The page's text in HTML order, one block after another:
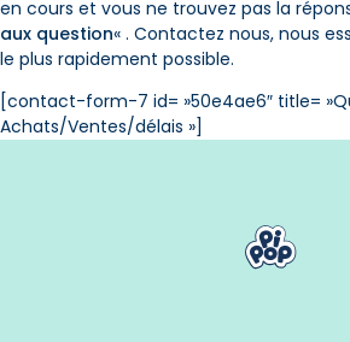
en cours et vous ne trouvez pas la
aux question« . Contactez nous, nous
le plus rapidement possible.
[contact-form-7 id= »50e4ae6″ title=
Achats/Ventes/délais »]